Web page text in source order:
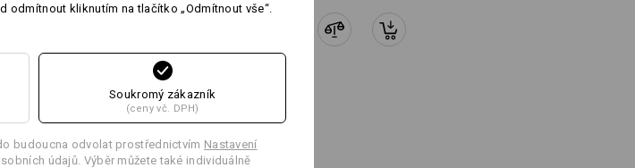
všechny detaily
odmítnout kliknutím na tlačítko „Odmítnout vše“.
Soukromý zákazník
(ceny vč. DPH)
budoucna odvolat prostřednictvím Nastavení
údajů. Výběr můžete také individuálně